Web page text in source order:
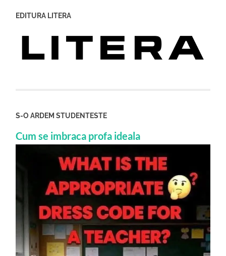
EDITURA LITERA
S-O ARDEM STUDENTESTE
Cum se imbraca profa ideala